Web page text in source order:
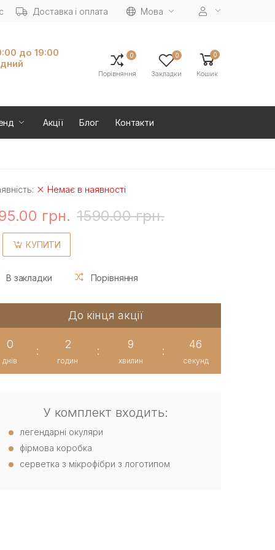
Доставка і оплата Мова
до 19:00
0
Порівняння
0
Закладки
0
Кошик
Акції Блог Контакти
Немає в наявності
грн. 1590.00 грн.
КУПИТИ
В закладки Порівняння
До кінця акції
0
днів
:
2
годин
:
9
хвилин
:
46
секунд
У комплект входить:
легендарні окуляри
фірмова коробка
серветка з мікрофібри з логотипом